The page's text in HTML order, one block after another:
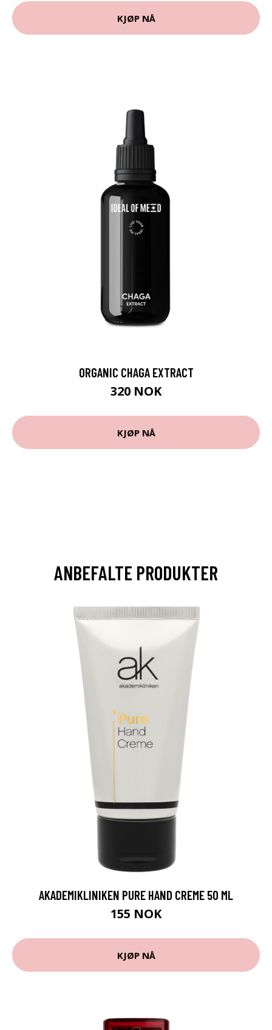
KJØP NÅ
ORGANIC CHAGA EXTRACT
320 NOK
KJØP NÅ
ANBEFALTE PRODUKTER
AKADEMIKLINIKEN PURE HAND CREME 50 ML
155 NOK
KJØP NÅ